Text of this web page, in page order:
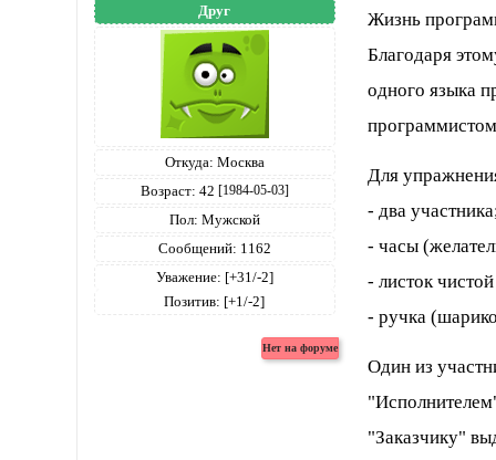
Друг
Откуда: Москва
Возраст: 42 [1984-05-03]
Пол: Мужской
Сообщений: 1162
Уважение: [+31/-2]
Позитив: [+1/-2]
Жизнь
Благодаря
одного языка
Для
- два
- часы
- листок
- ручка
Один из
"Заказчику"